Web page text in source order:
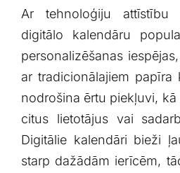
Ar tehnoloģiju
digitālo kalendāru
personalizēšanas
ar tradicionālajiem papīra
nodrošina ērtu piekļuvi,
citus lietotājus ‌vai
Digitālie ⁣kalendāri⁢ bieži
starp dažādām​ ierīcēm,